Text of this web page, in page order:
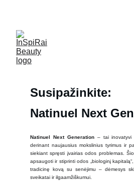
Susipažinkite:
Natinuel Next
Natinuel Next Generation– tai inovatyvi
derinant naujausius mokslinius tyrimus ir
siekiant spręsti įvairias odos problemas.
apsaugoti ir stiprinti odos „biologinį
tradicinę kovą su senėjimu – dėmesys
sveikatai ir ilgaamžiškumui.